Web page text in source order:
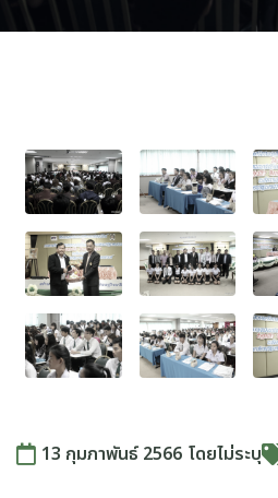
13 กุมภาพันธ์ 2566 โดยไม่ระบุ